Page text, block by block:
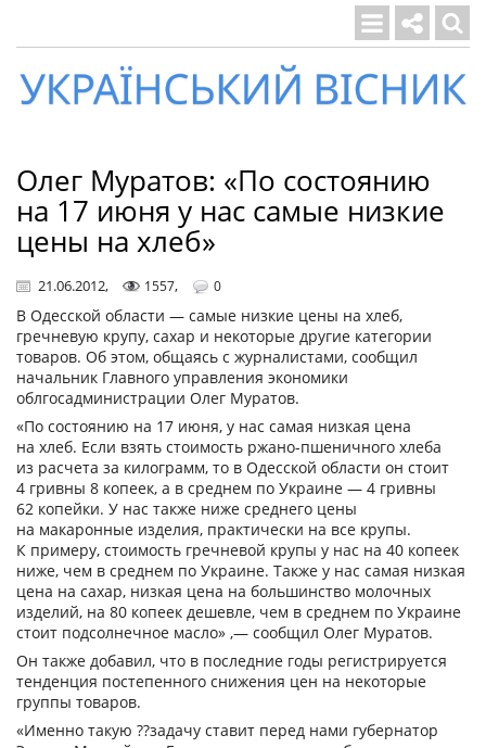
Український
вісник
Олег Муратов: «По состоянию
на 17 июня у нас самые низкие
цены на хлеб»
21.06.2012, 1557, 0
В Одесской области — самые низкие цены на хлеб,
гречневую крупу, сахар и некоторые другие категории
товаров. Об этом, общаясь с журналистами, сообщил
начальник Главного управления экономики
облгосадминистрации Олег Муратов.
«По состоянию на 17 июня, у нас самая низкая цена
на хлеб. Если взять стоимость ржано-пшеничного хлеба
из расчета за килограмм, то в Одесской области он стоит
4 гривны 8 копеек, а в среднем по Украине — 4 гривны
62 копейки. У нас также ниже среднего цены
на макаронные изделия, практически на все крупы.
К примеру, стоимость гречневой крупы у нас на 40 копеек
ниже, чем в среднем по Украине. Также у нас самая низкая
цена на сахар, низкая цена на большинство молочных
изделий, на 80 копеек дешевле, чем в среднем по Украине
стоит подсолнечное масло» ,— сообщил Олег Муратов.
Он также добавил, что в последние годы регистрируется
тенденция постепенного снижения цен на некоторые
группы товаров.
«Именно такую ??задачу ставит перед нами губернатор